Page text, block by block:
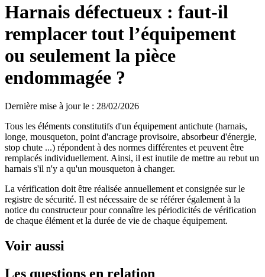
Harnais défectueux : faut-il
remplacer tout l’équipement
ou seulement la pièce
endommagée ?
Dernière mise à jour le : 28/02/2026
Tous les éléments constitutifs d'un équipement antichute (harnais,
longe, mousqueton, point d'ancrage provisoire, absorbeur d'énergie,
stop chute ...) répondent à des normes différentes et peuvent être
remplacés individuellement. Ainsi, il est inutile de mettre au rebut un
harnais s'il n'y a qu'un mousqueton à changer.
La vérification doit être réalisée annuellement et consignée sur le
registre de sécurité. Il est nécessaire de se référer également à la
notice du constructeur pour connaître les périodicités de vérification
de chaque élément et la durée de vie de chaque équipement.
Voir aussi
Les questions en relation